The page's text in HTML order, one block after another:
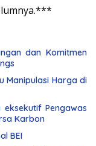
dan Komitmen
Manipulasi Harga di
Pengawas
Karbon
BEI